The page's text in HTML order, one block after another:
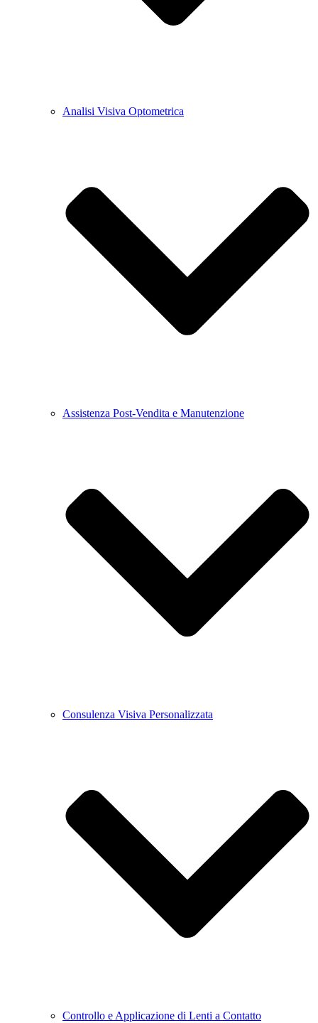
Analisi Visiva Optometrica
Assistenza Post-Vendita e Manutenzione
Consulenza Visiva Personalizzata
Controllo e Applicazione di Lenti a Contatto